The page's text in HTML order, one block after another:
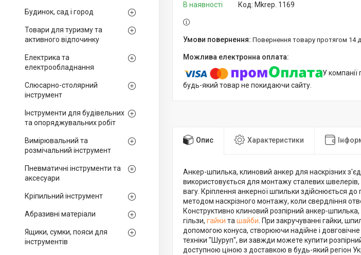
Будинок, сад і город
Товари для туризму та
активного відпочинку
Електрика та
електрообладнання
Слюсарно-столярний
інструмент
Інструменти для будівельних
та опоряджувальних робіт
Вимірювальний та
розмічальний інструмент
Пневматичні інструменти та
аксесуари
Кріпильний інструмент
Абразивні матеріали
Ящики, сумки, пояси для
інструментів
В наявності Код: Mkrep. 1169
повернення товару протягом 14
У
будь-який товар не покидаючи сайту.
Опис Характеристики
Анкер-шпилька, клиновий анкер для наскрізних
використовується для монтажу сталевих швелерів,
вагу. Кріплення анкерної шпильки здійснюється
методом наскрізного монтажу, коли свердління
Конструктивно клиновий розпірний анкер-
гільзи, гайки ташайби. При закручуванні гайки,
допомогою конуса, створюючи надійне і довговічне
техніки "Шуруп", ви завжди можете купити
доступною ціною з доставкою в будь-який регіон